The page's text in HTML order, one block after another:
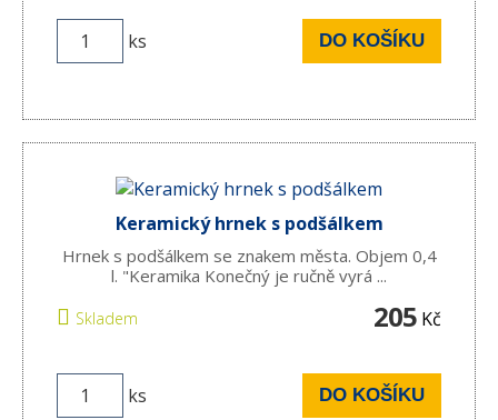
ks DO KOŠÍKU
Keramický hrnek s podšálkem
Hrnek s podšálkem se znakem města. Objem 0,4
l. "Keramika Konečný je ručně vyrá ...
Skladem 205 Kč
ks DO KOŠÍKU